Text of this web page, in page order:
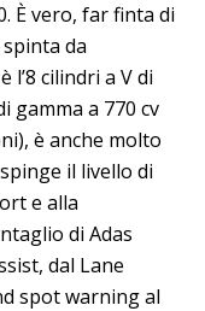
È vero, far finta di
da
l’8 cilindri a V di
gamma a 770 cv
è anche molto
il livello di
e alla
di Adas
dal Lane
spot warning al